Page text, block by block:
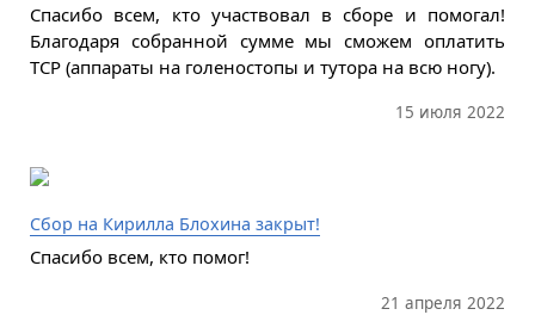
Спасибо всем, кто участвовал в сборе и помогал!
Благодаря собранной сумме мы сможем оплатить
ТСР (аппараты на голеностопы и тутора на всю ногу).
15 июля 2022
Сбор на Кирилла Блохина закрыт!
Спасибо всем, кто помог!
21 апреля 2022